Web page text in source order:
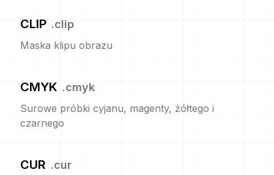
CLIP .clip
Maska klipu obrazu
CMYK .cmyk
Surowe próbki cyjanu, magenty, żółtego i
czarnego
CUR .cur